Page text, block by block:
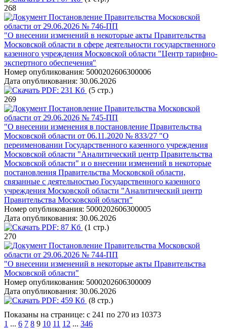
268
Постановление Правительства Московской
области от 29.06.2026 № 746-ПП
"О внесении изменений в некоторые акты Правительства
Московской области в сфере деятельности государственного
казенного учреждения Московской области "Центр тарифно-
экспертного обеспечения"
Номер опубликования: 5000202606300006
Дата опубликования: 30.06.2026
PDF: 231 Кб (5 стр.)
269
Постановление Правительства Московской
области от 29.06.2026 № 745-ПП
"О внесении изменения в постановление Правительства
Московской области от 06.11.2020 № 833/27 "О
переименовании Государственного казенного учреждения
Московской области "Аналитический центр Правительства
Московской области" и о внесении изменений в некоторые
постановления Правительства Московской области,
связанные с деятельностью Государственного казенного
учреждения Московской области "Аналитический центр
Правительства Московской области"
Номер опубликования: 5000202606300005
Дата опубликования: 30.06.2026
PDF: 87 Кб (1 стр.)
270
Постановление Правительства Московской
области от 29.06.2026 № 744-ПП
"О внесении изменений в некоторые акты Правительства
Московской области"
Номер опубликования: 5000202606300009
Дата опубликования: 30.06.2026
PDF: 459 Кб (8 стр.)
Показаны на странице: с 241 по 270 из 10373
1 ... 6 7 8 9 10 11 12 ... 346